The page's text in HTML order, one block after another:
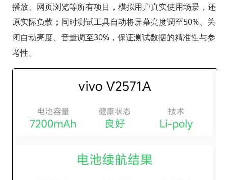
播放、网页浏览等所有项目，模拟用户真实使用场景，还
原实际负载；同时测试工具自动将屏幕亮度调至50%、关
闭自动亮度、音量调至30%，保证测试数据的精准性与参
考性。